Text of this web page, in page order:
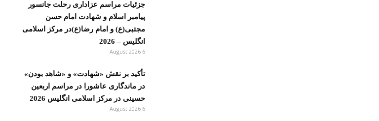
جزئیات مراسم عزاداری رحلت جانسور
پیامبر اسلام و شهادت امام حسن
مجتبی(ع) و امام رضا(ع)در مرکز اسلامی
انگلیس – 2026
6 August 2026
تأکید بر نقش «شهادت» و «شاهد بودن»
در ماندگاری عاشورا در مراسم اربعین
حسینی در مرکز اسلامی انگلیس 2026
6 August 2026